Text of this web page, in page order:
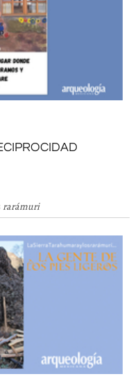
rarámuri